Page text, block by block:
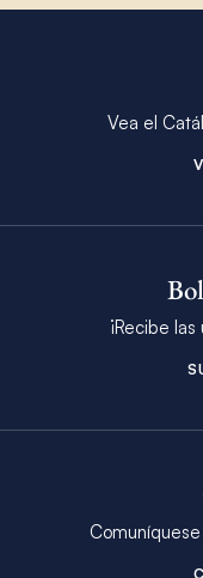
Vea el
¡Recibe